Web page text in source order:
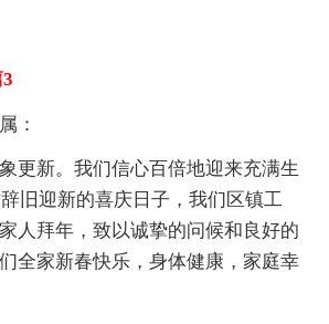
：
更新。我们信心百倍地迎来充满生
旧迎新的喜庆日子，我们区镇工
人拜年，致以诚挚的问候和良好的
全家新春快乐，身体健康，家庭幸